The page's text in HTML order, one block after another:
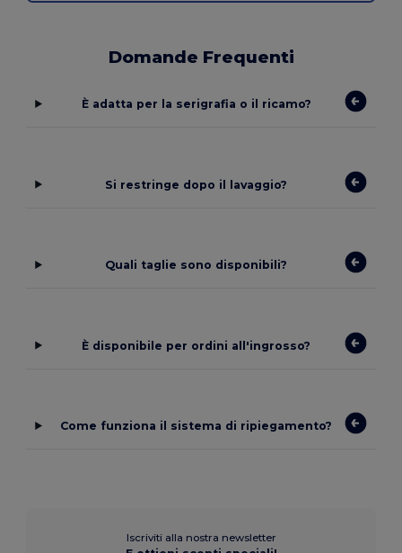
Domande Frequenti
È adatta per la serigrafia o il ricamo?
Si restringe dopo il lavaggio?
Quali taglie sono disponibili?
È disponibile per ordini all'ingrosso?
Come funziona il sistema di ripiegamento?
Iscriviti alla nostra newsletter